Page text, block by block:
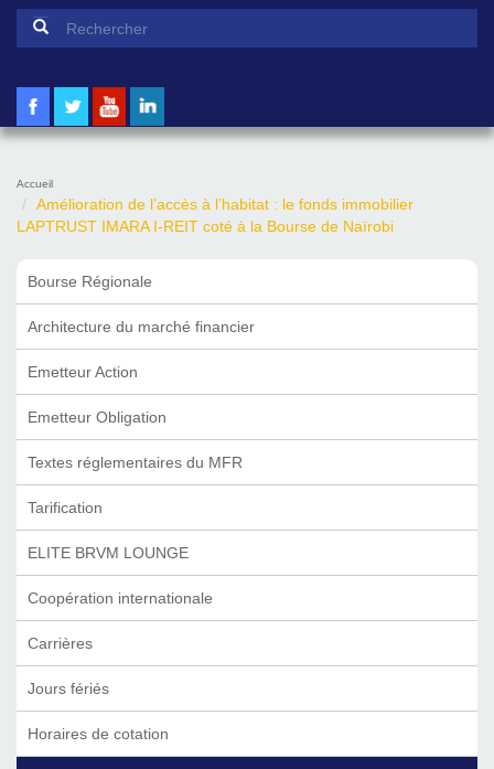
Formulaire de recherche
Accueil
Amélioration de l’accès à l’habitat : le fonds immobilier
LAPTRUST IMARA I-REIT coté à la Bourse de Naïrobi
Bourse Régionale
Architecture du marché financier
Emetteur Action
Emetteur Obligation
Textes réglementaires du MFR
Tarification
ELITE BRVM LOUNGE
Coopération internationale
Carrières
Jours fériés
Horaires de cotation